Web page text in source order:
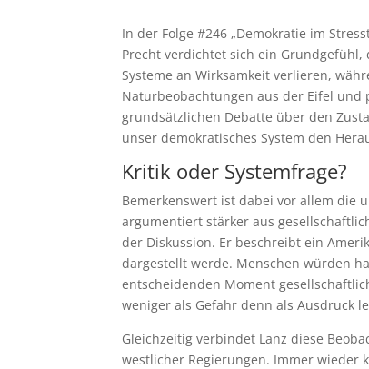
In der Folge #246 „Demokratie im
Precht verdichtet sich ein
Systeme an Wirksamkeit verlieren,
Naturbeobachtungen aus der Eifel
grundsätzlichen Debatte über den
unser demokratisches System den
Kritik oder Systemfrage?
Bemerkenswert ist dabei vor allem die
argumentiert stärker aus
der Diskussion. Er beschreibt ein
dargestellt werde. Menschen würden
entscheidenden Moment
weniger als Gefahr denn als Ausdruck
Gleichzeitig verbindet Lanz diese
westlicher Regierungen. Immer wieder